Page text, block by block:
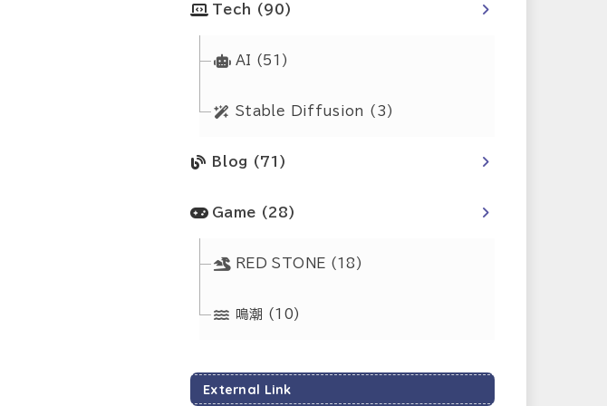
Tech (90)
AI (51)
Stable Diffusion (3)
Blog (71)
Game (28)
RED STONE (18)
鳴潮 (10)
External Link